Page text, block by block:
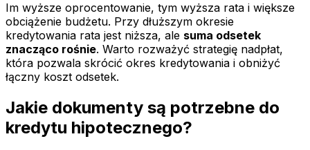
Im wyższe oprocentowanie, tym wyższa rata i większe
obciążenie budżetu. Przy dłuższym okresie
kredytowania rata jest niższa, ale suma odsetek
znacząco rośnie. Warto rozważyć strategię nadpłat,
która pozwala skrócić okres kredytowania i obniżyć
łączny koszt odsetek.
Jakie dokumenty są potrzebne do
kredytu hipotecznego?